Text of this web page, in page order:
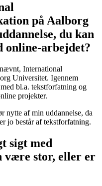
på Aalborg
du kan
online-arbejdet?
International
Universitet. Igennem
bl.a. tekstforfatning og
projekter.
nytte af min uddannelse, da
jo består af tekstforfatning.
sigt med
være stor, eller er